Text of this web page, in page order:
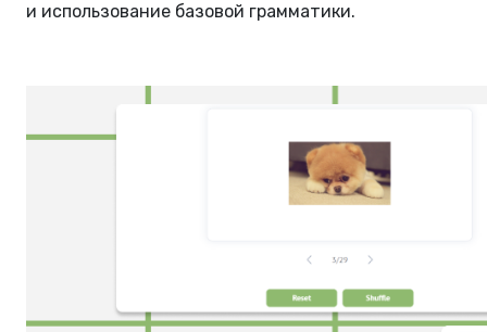
и использование базовой грамматики.